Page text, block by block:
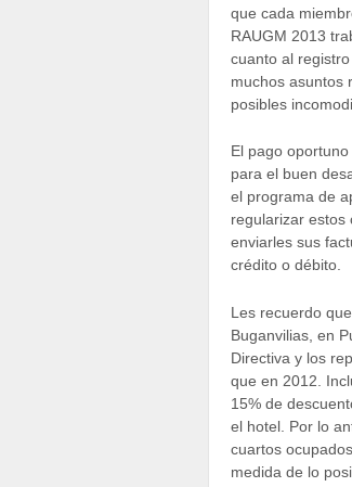
que cada
RAUGM 2013
cuanto al
muchos asuntos
posibles
El pago
para el buen
el programa de
regularizar estos
enviarles sus
crédito o débito.
Les recuerdo
Buganvilias, en
Directiva y los
que en 2012.
15% de
el hotel. Por lo
cuartos
medida de lo